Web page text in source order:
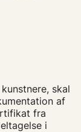
skal
af
fra
i